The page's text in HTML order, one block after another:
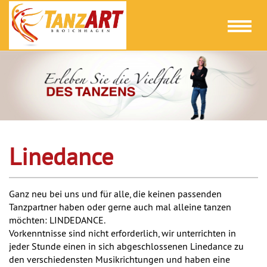
Toggle
Linedance
Ganz neu bei uns und für alle, die keinen passenden
Tanzpartner haben oder gerne auch mal alleine tanzen
möchten: LINDEDANCE.
Vorkenntnisse sind nicht erforderlich, wir unterrichten in
jeder Stunde einen in sich abgeschlossenen Linedance zu
den verschiedensten Musikrichtungen und haben eine